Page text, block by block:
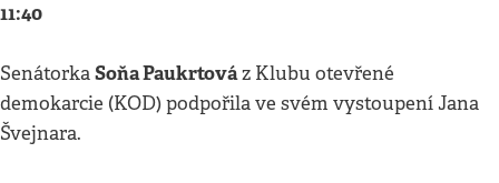
11:40
SenátorkaSoňa Paukrtováz Klubu otevřené
demokarcie (KOD) podpořila ve svém vystoupení Jana
Švejnara.